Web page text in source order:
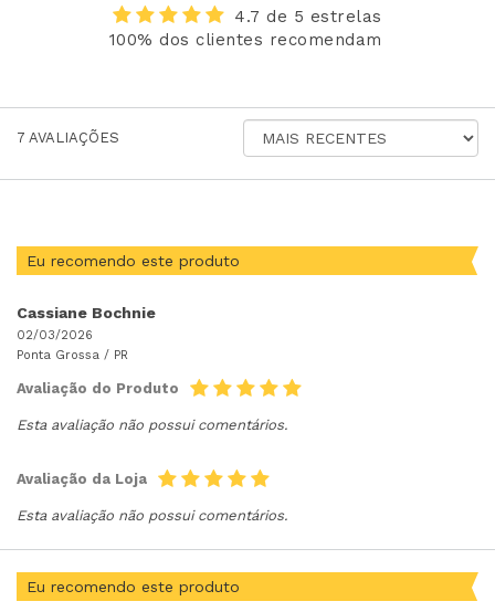
4.7 de 5 estrelas
100% dos clientes recomendam
7 AVALIAÇÕES
AVALIAÇÕES
Eu recomendo este produto
Cassiane Bochnie
02/03/2026
Ponta Grossa / PR
Avaliação do Produto
Esta avaliação não possui comentários.
Avaliação da Loja
Esta avaliação não possui comentários.
Eu recomendo este produto